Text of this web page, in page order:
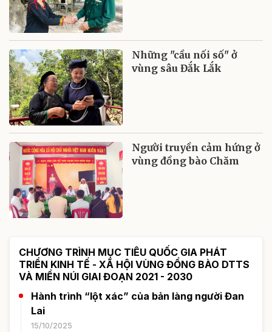
Những "cầu nối số" ở
vùng sâu Đắk Lắk
Người truyền cảm hứng ở
vùng đồng bào Chăm
CHƯƠNG TRÌNH MỤC TIÊU QUỐC GIA PHÁT
TRIỂN KINH TẾ - XÃ HỘI VÙNG ĐỒNG BÀO DTTS
VÀ MIỀN NÚI GIAI ĐOẠN 2021 - 2030
Hành trình “lột xác” của bản làng người Đan
Lai
15/10/2025